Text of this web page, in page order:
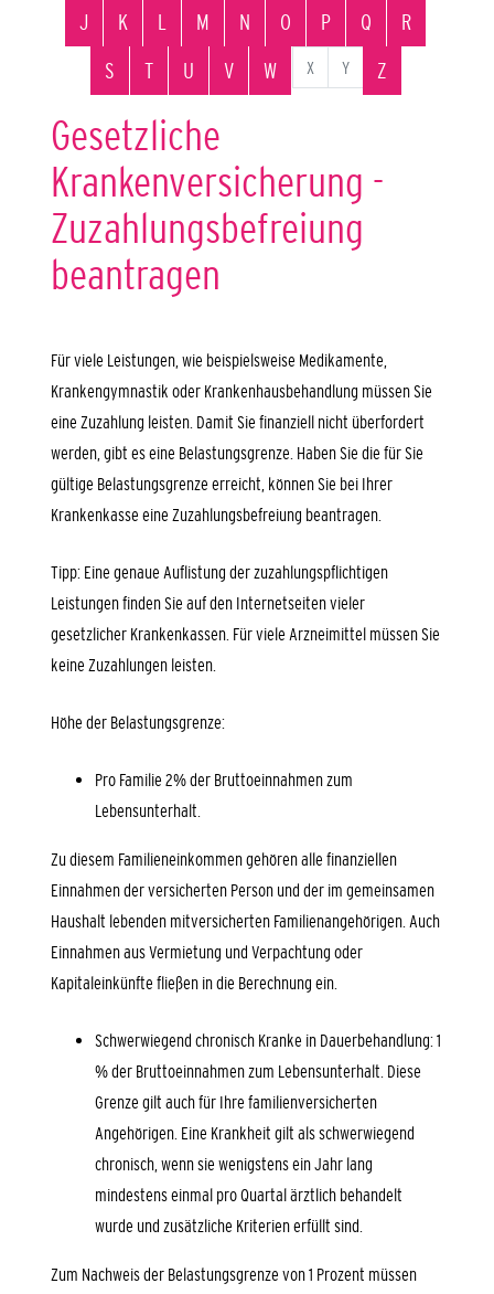
J
K L M N O P Q
R
S
T U V W X Y Z
Gesetzliche
Krankenversicherung -
Zuzahlungsbefreiung
beantragen
Für viele Leistungen, wie beispielsweise Medikamente,
Krankengymnastik oder Krankenhausbehandlung müssen Sie
eine Zuzahlung leisten. Damit Sie finanziell nicht überfordert
werden, gibt es eine Belastungsgrenze. Haben Sie die für Sie
gültige Belastungsgrenze erreicht, können Sie bei Ihrer
Krankenkasse eine Zuzahlungsbefreiung beantragen.
Tipp: Eine genaue Auflistung der zuzahlungspflichtigen
Leistungen finden Sie auf den Internetseiten vieler
gesetzlicher Krankenkassen. Für viele Arzneimittel müssen Sie
keine Zuzahlungen leisten.
Höhe der Belastungsgrenze:
Pro Familie 2% der Bruttoeinnahmen zum
Lebensunterhalt.
Zu diesem Familieneinkommen gehören alle finanziellen
Einnahmen der versicherten Person und der im gemeinsamen
Haushalt lebenden mitversicherten Familienangehörigen. Auch
Einnahmen aus Vermietung und Verpachtung oder
Kapitaleinkünfte fließen in die Berechnung ein.
Schwerwiegend chronisch Kranke in Dauerbehandlung: 1
% der Bruttoeinnahmen zum Lebensunterhalt. Diese
Grenze gilt auch für Ihre familienversicherten
Angehörigen. Eine Krankheit gilt als schwerwiegend
chronisch, wenn sie wenigstens ein Jahr lang
mindestens einmal pro Quartal ärztlich behandelt
wurde und zusätzliche Kriterien erfüllt sind.
Zum Nachweis der Belastungsgrenze von 1 Prozent müssen